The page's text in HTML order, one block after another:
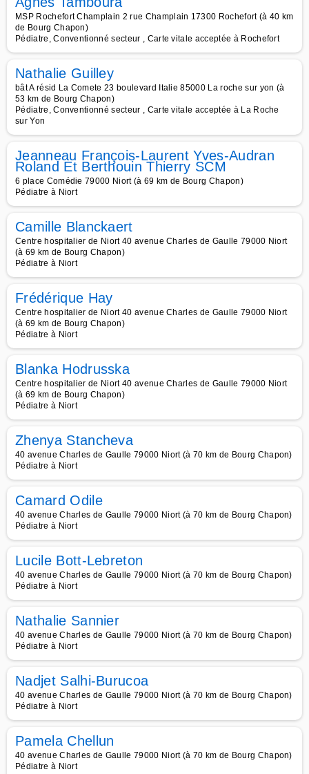
MSP Rochefort Champlain 2 rue Champlain 17300 Rochefort (à 40 km
de Bourg Chapon)
Pédiatre, Conventionné secteur , Carte vitale acceptée à Rochefort
Nathalie Guilley
bât A résid La Comete 23 boulevard Italie 85000 La roche sur yon (à
53 km de Bourg Chapon)
Pédiatre, Conventionné secteur , Carte vitale acceptée à La Roche
sur Yon
Jeanneau François-Laurent Yves-Audran
Roland Et Berthouin Thierry SCM
6 place Comédie 79000 Niort (à 69 km de Bourg Chapon)
Pédiatre à Niort
Camille Blanckaert
Centre hospitalier de Niort 40 avenue Charles de Gaulle 79000 Niort
(à 69 km de Bourg Chapon)
Pédiatre à Niort
Frédérique Hay
Centre hospitalier de Niort 40 avenue Charles de Gaulle 79000 Niort
(à 69 km de Bourg Chapon)
Pédiatre à Niort
Blanka Hodrusska
Centre hospitalier de Niort 40 avenue Charles de Gaulle 79000 Niort
(à 69 km de Bourg Chapon)
Pédiatre à Niort
Zhenya Stancheva
40 avenue Charles de Gaulle 79000 Niort (à 70 km de Bourg Chapon)
Pédiatre à Niort
Camard Odile
40 avenue Charles de Gaulle 79000 Niort (à 70 km de Bourg Chapon)
Pédiatre à Niort
Lucile Bott-Lebreton
40 avenue Charles de Gaulle 79000 Niort (à 70 km de Bourg Chapon)
Pédiatre à Niort
Nathalie Sannier
40 avenue Charles de Gaulle 79000 Niort (à 70 km de Bourg Chapon)
Pédiatre à Niort
Nadjet Salhi-Burucoa
40 avenue Charles de Gaulle 79000 Niort (à 70 km de Bourg Chapon)
Pédiatre à Niort
Pamela Chellun
40 avenue Charles de Gaulle 79000 Niort (à 70 km de Bourg Chapon)
Pédiatre à Niort